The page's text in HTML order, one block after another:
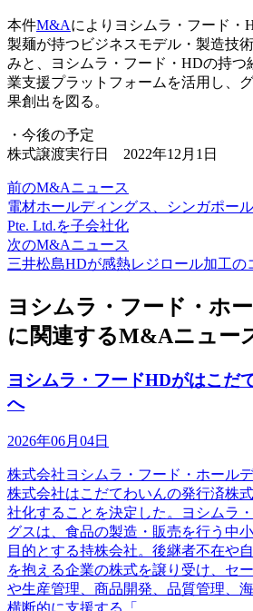
本件M&Aによりヨシムラ・フード・
製麺が持つビジネスモデル・製造技
みと、ヨシムラ・フード・HDの持つ
業支援プラットフォームを活用し、
果創出を図る。
・今後の予定
株式譲渡実行日 2022年12月1日
前のM&Aニュース
電材ホールディングス、シンガポー
Pte. Ltd.を子会社化
次のM&Aニュース
三井松島HDが感熱レジロール加工の
ヨシムラ・フード・ホ
に関連するM&Aニュー
ヨシムラ・フードHDがはこだ
へ
2026年06月04日
株式会社ヨシムラ・フード・ホールデ
株式会社はこだてわいんの発行済株
社化することを決定した。ヨシムラ
グスは、食品の製造・販売を行う中
目的とする持株会社。後継者不在や
を抱える企業の株式を譲り受け、セ
や生産管理、商品開発、品質管理、